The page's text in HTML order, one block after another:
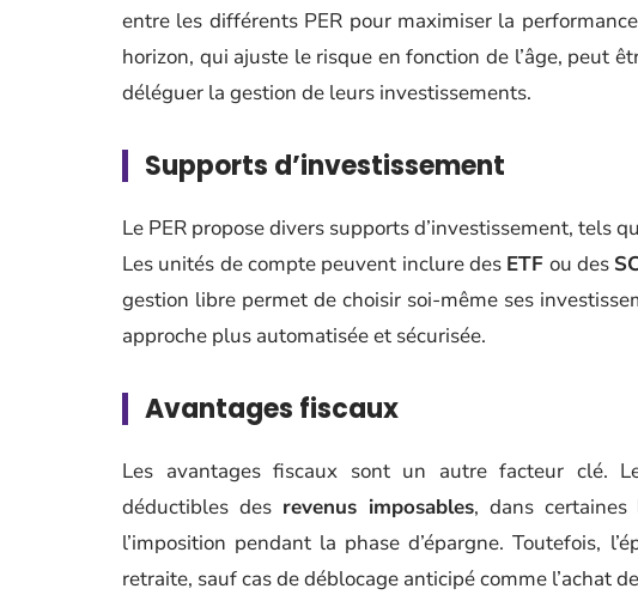
entre les différents PER pour maximiser la
horizon, qui ajuste le risque en fonction de l’âge, peut
déléguer la gestion de leurs investissements.
Supports d’investissement
Le PER propose divers supports d’investissement, tels
Les unités de compte peuvent inclure des ETF ou des
gestion libre permet de choisir soi-même ses
approche plus automatisée et sécurisée.
Avantages fiscaux
Les avantages fiscaux sont un autre facteur clé.
déductibles des revenus imposables, dans
l’imposition pendant la phase d’épargne. Toutefois,
retraite, sauf cas de déblocage anticipé comme l’achat